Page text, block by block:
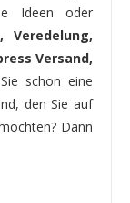
Ideen oder
Veredelung,
Versand,
schon eine
den Sie auf
Dann